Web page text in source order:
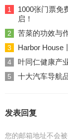
1
1000张门票免
启！
2 苦菜的功效与
3 Harbor House
4 叶同仁健康产
5 十大汽车导航
发表回复
您的邮箱地址不会被